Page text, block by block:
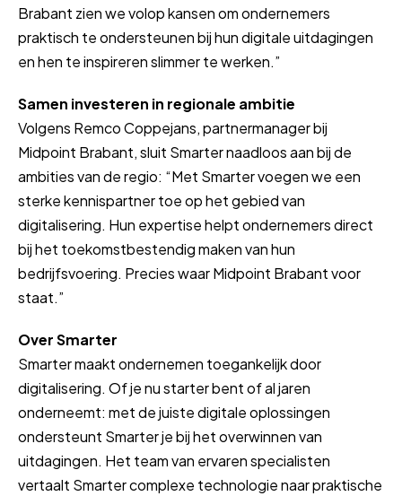
Brabant zien we volop kansen om ondernemers
praktisch te ondersteunen bij hun digitale uitdagingen
en hen te inspireren slimmer te werken.”
Samen investeren in regionale ambitie
Volgens Remco Coppejans, partnermanager bij
Midpoint Brabant, sluit Smarter naadloos aan bij de
ambities van de regio: “Met Smarter voegen we een
sterke kennispartner toe op het gebied van
digitalisering. Hun expertise helpt ondernemers direct
bij het toekomstbestendig maken van hun
bedrijfsvoering. Precies waar Midpoint Brabant voor
staat.”
Over Smarter
Smarter maakt ondernemen toegankelijk door
digitalisering. Of je nu starter bent of al jaren
onderneemt: met de juiste digitale oplossingen
ondersteunt Smarter je bij het overwinnen van
uitdagingen. Het team van ervaren specialisten
vertaalt Smarter complexe technologie naar praktische